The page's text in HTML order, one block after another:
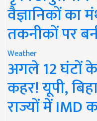
वैज्ञानिकों का
तकनीकों पर
Weather
अगले 12 घंटों
कहर! यूपी,
राज्यों में IMD